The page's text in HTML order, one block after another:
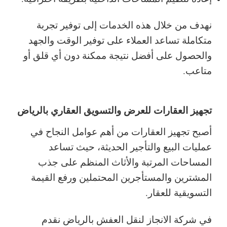
نهدف من خلال هذه الخدمات إلى توفير تجربة
متكاملة تساعد العملاء على توفير الوقت والجهد
والحصول على أفضل نتيجة ممكنة دون أي قلق أو
متاعب.
تجهيز العقارات للعرض والتسويق العقاري بالرياض
أصبح تجهيز العقارات من أهم عوامل النجاح في
عمليات البيع والتأجير الحديثة، حيث تساعد
المساحات المرتبة والأثاث المنظم على جذب
المشترين والمستأجرين المحتملين ورفع القيمة
التسويقية للعقار.
في شركة الانجاز لنقل العفش بالرياض نقدم